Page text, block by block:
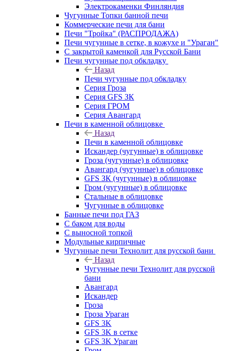
Электрокаменки Финляндия
Чугунные Топки банной печи
Коммерческие печи для бани
Печи "Тройка" (РАСПРОДАЖА)
Печи чугунные в сетке, в кожухе и "Ураган"
С закрытой каменкой для Русской Бани
Печи чугунные под обкладку
Назад
Печи чугунные под обкладку
Серия Гроза
Серия GFS ЗК
Серия ГРОМ
Серия Авангард
Печи в каменной облицовке
Назад
Печи в каменной облицовке
Искандер (чугунные) в облицовке
Гроза (чугунные) в облицовке
Авангард (чугунные) в облицовке
GFS ЗК (чугунные) в облицовке
Гром (чугунные) в облицовке
Стальные в облицовке
Чугунные в облицовке
Банные печи под ГАЗ
С баком для воды
С выносной топкой
Модульные кирпичные
Чугунные печи Технолит для русской бани
Назад
Чугунные печи Технолит для русской
бани
Авангард
Искандер
Гроза
Гроза Ураган
GFS 3K
GFS 3K в сетке
GFS 3K Ураган